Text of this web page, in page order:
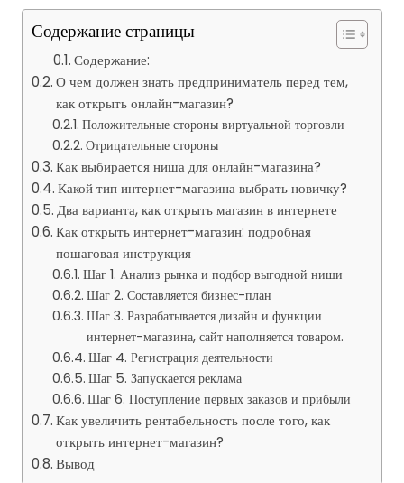
Содержание страницы
Содержание:
О чем должен знать предприниматель перед тем,
как открыть онлайн-магазин?
Положительные стороны виртуальной торговли
Отрицательные стороны
Как выбирается ниша для онлайн-магазина?
Какой тип интернет-магазина выбрать новичку?
Два варианта, как открыть магазин в интернете
Как открыть интернет-магазин: подробная
пошаговая инструкция
Шаг 1. Анализ рынка и подбор выгодной ниши
Шаг 2. Составляется бизнес-план
Шаг 3. Разрабатывается дизайн и функции
интернет-магазина, сайт наполняется товаром.
Шаг 4. Регистрация деятельности
Шаг 5. Запускается реклама
Шаг 6. Поступление первых заказов и прибыли
Как увеличить рентабельность после того, как
открыть интернет-магазин?
Вывод